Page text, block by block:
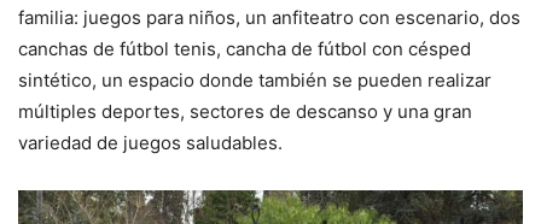
familia: juegos para niños, un anfiteatro con escenario, dos
canchas de fútbol tenis, cancha de fútbol con césped
sintético, un espacio donde también se pueden realizar
múltiples deportes, sectores de descanso y una gran
variedad de juegos saludables.